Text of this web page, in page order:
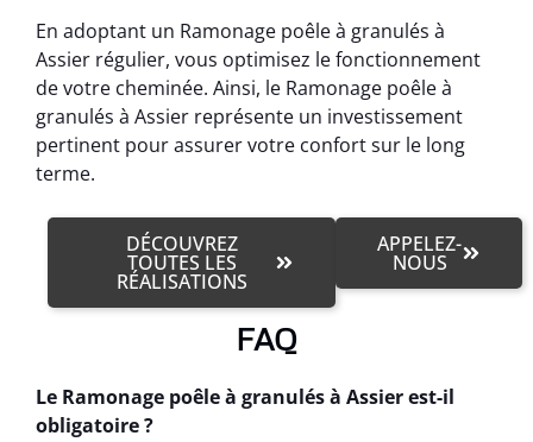
En adoptant un Ramonage poêle à granulés à
Assier régulier, vous optimisez le fonctionnement
de votre cheminée. Ainsi, le Ramonage poêle à
granulés à Assier représente un investissement
pertinent pour assurer votre confort sur le long
terme.
DÉCOUVREZ
TOUTES LES
RÉALISATIONS
APPELEZ-
NOUS
FAQ
Le Ramonage poêle à granulés à Assier est-il
obligatoire ?